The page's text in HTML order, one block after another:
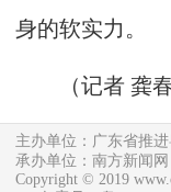
身的软实力。
（记者 龚春
主办单位：广东省推
承办单位：南方新闻网
Copyright © 2019